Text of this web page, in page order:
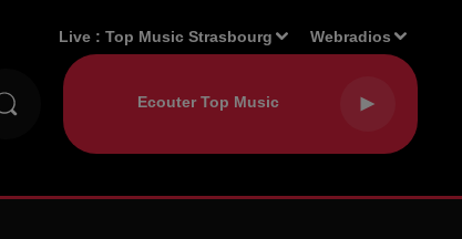
Live :Top Music Strasbourg Webradios